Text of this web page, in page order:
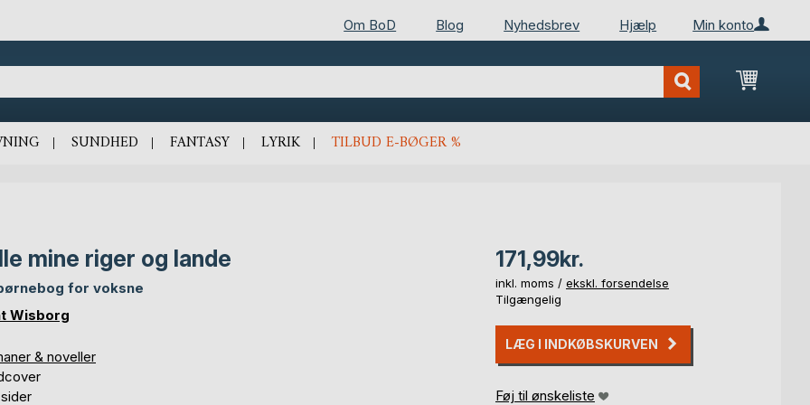
Min konto
Om BoD Blog Nyhedsbrev Hjælp
Min
SUNDHED FANTASY LYRIK TILBUD E-BØGER %
mine riger og lande
for voksne
Wisborg
& noveller
171,99kr.
inkl. moms / ekskl. forsendelse
Tilgængelig
LÆG I INDKØBSKURVEN
Føj til ønskeliste